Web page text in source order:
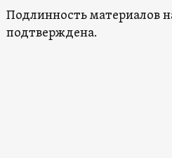
Подлинность материалов
подтверждена.